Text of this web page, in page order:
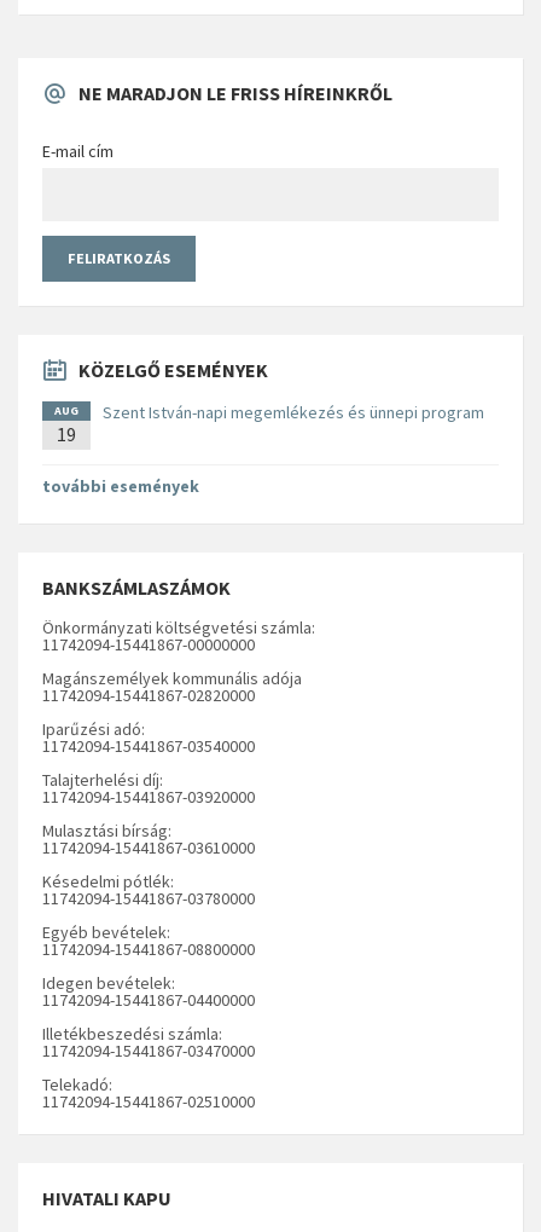
NE MARADJON LE FRISS HÍREINKRŐL
E-mail cím
KÖZELGŐ ESEMÉNYEK
AUG
19
Szent István-napi megemlékezés és ünnepi program
további események
BANKSZÁMLASZÁMOK
Önkormányzati költségvetési számla:
11742094-15441867-00000000
Magánszemélyek kommunális adója
11742094-15441867-02820000
Iparűzési adó:
11742094-15441867-03540000
Talajterhelési díj:
11742094-15441867-03920000
Mulasztási bírság:
11742094-15441867-03610000
Késedelmi pótlék:
11742094-15441867-03780000
Egyéb bevételek:
11742094-15441867-08800000
Idegen bevételek:
11742094-15441867-04400000
Illetékbeszedési számla:
11742094-15441867-03470000
Telekadó:
11742094-15441867-02510000
HIVATALI KAPU